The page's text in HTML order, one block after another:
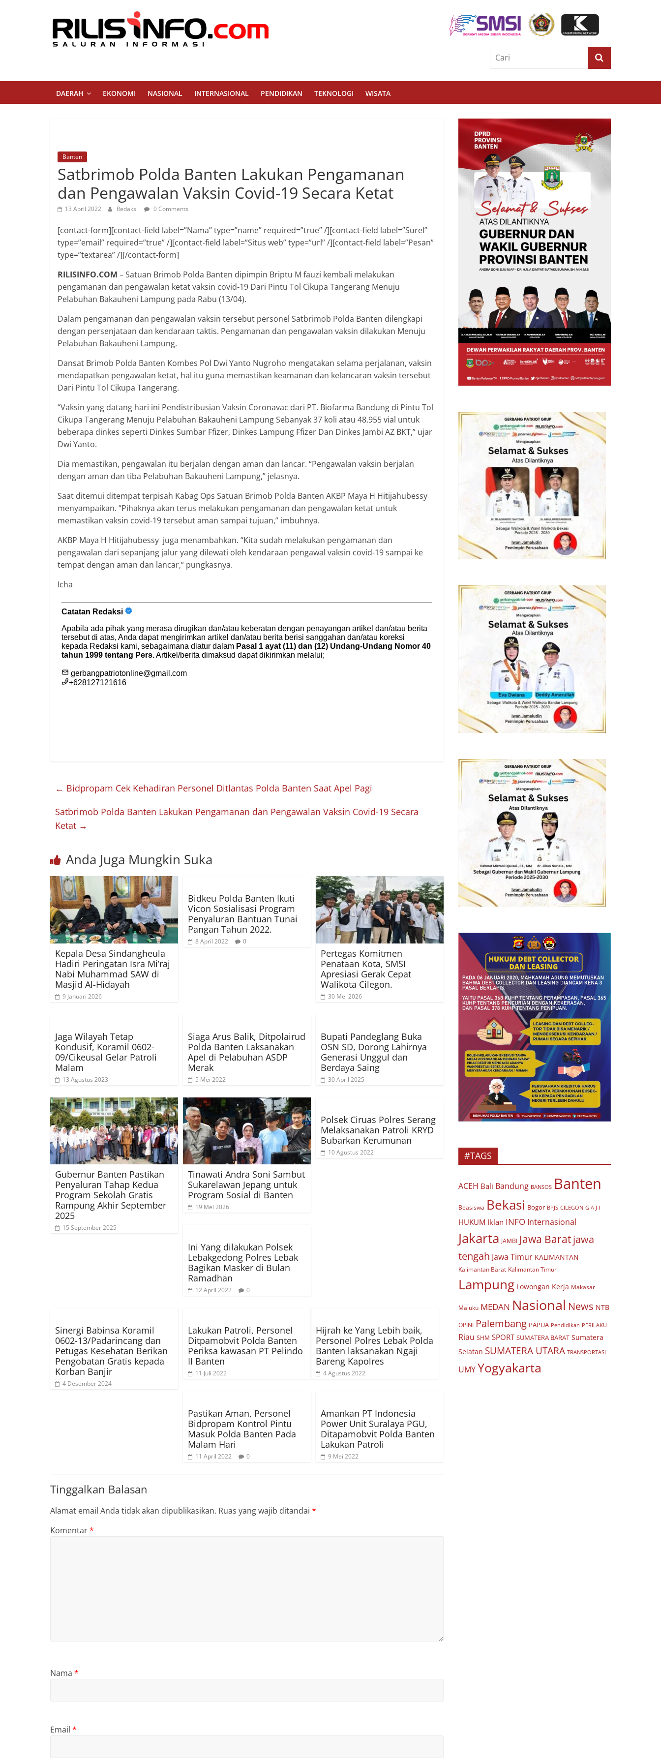
Rilis
Info
Saluran
Informasi
DAERAH EKONOMI NASIONAL INTERNASIONAL PENDIDIKAN TEKNOLOGI WISATA
Banten
Satbrimob Polda Banten Lakukan Pengamanan
dan Pengawalan Vaksin Covid-19 Secara Ketat
13 April 2022 Redaksi 0 Comments
[contact-form][contact-field label=”Nama” type=”name” required=”true” /][contact-field label=”Surel”
type=”email” required=”true” /][contact-field label=”Situs web” type=”url” /][contact-field label=”Pesan”
type=”textarea” /][/contact-form]
RILISINFO.COM – Satuan Brimob Polda Banten dipimpin Briptu M fauzi kembali melakukan
pengamanan dan pengawalan ketat vaksin covid-19 Dari Pintu Tol Cikupa Tangerang Menuju
Pelabuhan Bakauheni Lampung pada Rabu (13/04).
Dalam pengamanan dan pengawalan vaksin tersebut personel Satbrimob Polda Banten dilengkapi
dengan persenjataan dan kendaraan taktis. Pengamanan dan pengawalan vaksin dilakukan Menuju
Pelabuhan Bakauheni Lampung.
Dansat Brimob Polda Banten Kombes Pol Dwi Yanto Nugroho mengatakan selama perjalanan, vaksin
mendapatkan pengawalan ketat, hal itu guna memastikan keamanan dan kelancaran vaksin tersebut
Dari Pintu Tol Cikupa Tangerang.
“Vaksin yang datang hari ini Pendistribusian Vaksin Coronavac dari PT. Biofarma Bandung di Pintu Tol
Cikupa Tangerang Menuju Pelabuhan Bakauheni Lampung Sebanyak 37 koli atau 48.955 vial untuk
beberapa dinkes seperti Dinkes Sumbar Ffizer, Dinkes Lampung Ffizer Dan Dinkes Jambi AZ BKT,” ujar
Dwi Yanto.
Dia memastikan, pengawalan itu berjalan dengan aman dan lancar. “Pengawalan vaksin berjalan
dengan aman dan tiba Pelabuhan Bakauheni Lampung,” jelasnya.
Saat ditemui ditempat terpisah Kabag Ops Satuan Brimob Polda Banten AKBP Maya H Hitijahubessy
menyampaikan. “Pihaknya akan terus melakukan pengamanan dan pengawalan ketat untuk
memastikan vaksin covid-19 tersebut aman sampai tujuan,” imbuhnya.
AKBP Maya H Hitijahubessy juga menambahkan. “Kita sudah melakukan pengamanan dan
pengawalan dari sepanjang jalur yang dilewati oleh kendaraan pengawal vaksin covid-19 sampai ke
tempat dengan aman dan lancar,” pungkasnya.
Icha
← Bidpropam Cek Kehadiran Personel Ditlantas Polda Banten Saat Apel Pagi
Satbrimob Polda Banten Lakukan Pengamanan dan Pengawalan Vaksin Covid-19 Secara
Ketat →
Anda Juga Mungkin Suka
Kepala Desa Sindangheula
Hadiri Peringatan Isra Mi’raj
Nabi Muhammad SAW di
Masjid Al-Hidayah
9 Januari 2026
Bidkeu Polda Banten Ikuti
Vicon Sosialisasi Program
Penyaluran Bantuan Tunai
Pangan Tahun 2022.
8 April 2022 0
Pertegas Komitmen
Penataan Kota, SMSI
Apresiasi Gerak Cepat
Walikota Cilegon.
30 Mei 2026
Jaga Wilayah Tetap
Kondusif, Koramil 0602-
09/Cikeusal Gelar Patroli
Malam
13 Agustus 2023
Siaga Arus Balik, Ditpolairud
Polda Banten Laksanakan
Apel di Pelabuhan ASDP
Merak
5 Mei 2022
Bupati Pandeglang Buka
OSN SD, Dorong Lahirnya
Generasi Unggul dan
Berdaya Saing
30 April 2025
Gubernur Banten Pastikan
Penyaluran Tahap Kedua
Program Sekolah Gratis
Rampung Akhir September
2025
15 September 2025
Tinawati Andra Soni Sambut
Sukarelawan Jepang untuk
Program Sosial di Banten
19 Mei 2026
Polsek Ciruas Polres Serang
Melaksanakan Patroli KRYD
Bubarkan Kerumunan
10 Agustus 2022
Ini Yang dilakukan Polsek
Lebakgedong Polres Lebak
Bagikan Masker di Bulan
Ramadhan
12 April 2022 0
Sinergi Babinsa Koramil
0602-13/Padarincang dan
Petugas Kesehatan Berikan
Pengobatan Gratis kepada
Korban Banjir
4 Desember 2024
Lakukan Patroli, Personel
Ditpamobvit Polda Banten
Periksa kawasan PT Pelindo
II Banten
11 Juli 2022
Hijrah ke Yang Lebih baik,
Personel Polres Lebak Polda
Banten laksanakan Ngaji
Bareng Kapolres
4 Agustus 2022
Pastikan Aman, Personel
Bidpropam Kontrol Pintu
Masuk Polda Banten Pada
Malam Hari
11 April 2022 0
Amankan PT Indonesia
Power Unit Suralaya PGU,
Ditapamobvit Polda Banten
Lakukan Patroli
9 Mei 2022
Tinggalkan Balasan
Alamat email Anda tidak akan dipublikasikan. Ruas yang wajib ditandai *
Komentar*
Nama *
Email *
#TAGS
ACEH Bali Bandung BANSOS Banten
Beasiswa Bekasi Bogor BPJS CILEGON G A J I
HUKUM Iklan INFO Internasional
Jakarta JAMBI Jawa Baratjawa
tengah Jawa Timur KALIMANTAN
Kalimantan Barat Kalimantan Timur
Lampung Lowongan Kerja Makasar
Maluku MEDAN Nasional News NTB
OPINI Palembang PAPUA Pendidikan PERILAKU
Riau SHM SPORT SUMATERA BARAT Sumatera
Selatan SUMATERA UTARA TRANSPORTASI
UMYYogyakarta